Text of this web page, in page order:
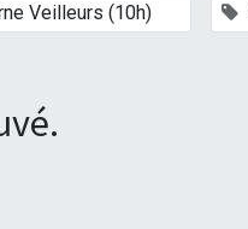
Veilleurs (10h)